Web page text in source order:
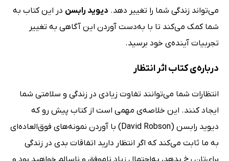
می‌تواند زندگی شما را تغییر دهد. دیوید رابسن در این کتاب به
شما کمک می‌کند تا با به‌دست آوردن این آگاهی به تغییر
تجربیات آینده‌ی خود برسید.
درباره‌ی کتاب اثر انتظار
انتظارات شما می‌توانند تفاوت زیادی در زندگی و سلامتی شما
ایجاد کنند. این خلاصه‌ی مهمی است از کتاب پیش رو که
دیوید رابسن (David Robson) با آوردن نمونه‌های فوق‌العاده‌ای
به ما ثابت می‌کند که اگر انتظار دارید اتفاقات بدی در زندگی